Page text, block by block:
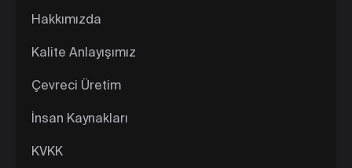
Hakkımızda
Kalite Anlayışımız
Çevreci Üretim
İnsan Kaynakları
KVKK